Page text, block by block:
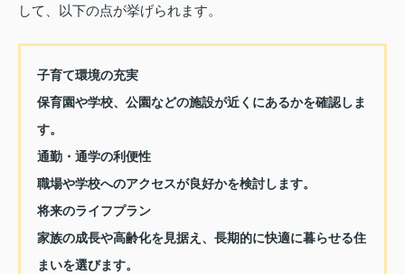
して、以下の点が挙げられます。
子育て環境の充実
保育園や学校、公園などの施設が近くにあるかを確認しま
す。
通勤・通学の利便性
職場や学校へのアクセスが良好かを検討します。
将来のライフプラン
家族の成長や高齢化を見据え、長期的に快適に暮らせる住
まいを選びます。